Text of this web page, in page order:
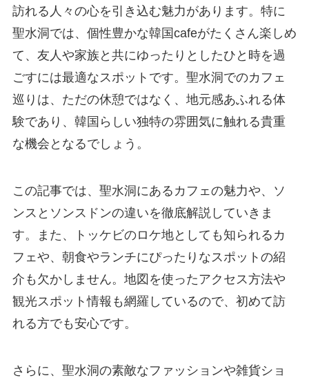
訪れる人々の心を引き込む魅力があります。特に
聖水洞では、個性豊かな韓国cafeがたくさん楽しめ
て、友人や家族と共にゆったりとしたひと時を過
ごすには最適なスポットです。聖水洞でのカフェ
巡りは、ただの休憩ではなく、地元感あふれる体
験であり、韓国らしい独特の雰囲気に触れる貴重
な機会となるでしょう。
この記事では、聖水洞にあるカフェの魅力や、ソ
ンスとソンスドンの違いを徹底解説していきま
す。また、トッケビのロケ地としても知られるカ
フェや、朝食やランチにぴったりなスポットの紹
介も欠かしません。地図を使ったアクセス方法や
観光スポット情報も網羅しているので、初めて訪
れる方でも安心です。
さらに、聖水洞の素敵なファッションや雑貨ショ